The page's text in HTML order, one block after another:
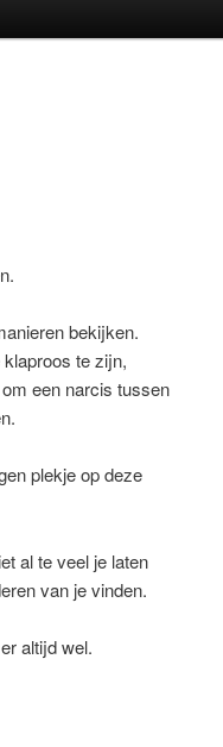
bekijken.
te zijn,
een narcis tussen
plekje op deze
al te veel je laten
van je vinden.
altijd wel.